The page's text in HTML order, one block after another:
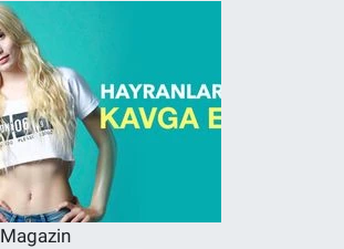
Magazin